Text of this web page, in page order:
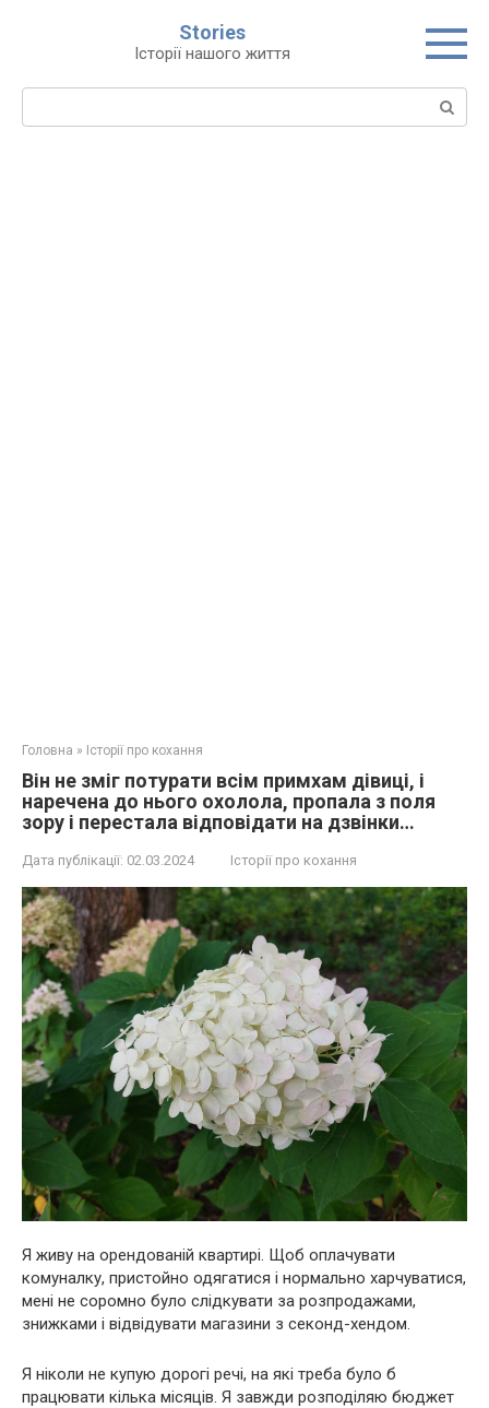
Stories
Історії нашого життя
Пошук:
Головна » Історії про кохання
Він не зміг потурати всім примхам дівиці, і
наречена до нього охолола, пропала з поля
зору і перестала відповідати на дзвінки…
Дата публікації: 02.03.2024 Історії про кохання
Я живу на орендованій квартирі. Щоб оплачувати
комуналку, пристойно одягатися і нормально харчуватися,
мені не соромно було слідкувати за розпродажами,
знижками і відвідувати магазини з секонд-хендом.
Я ніколи не купую дорогі речі, на які треба було б
працювати кілька місяців. Я завжди розподіляю бюджет